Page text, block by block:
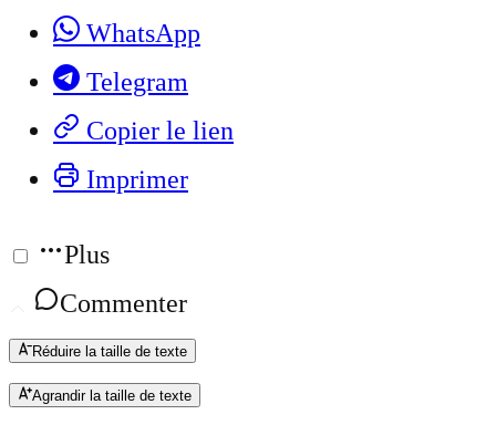
WhatsApp
Telegram
Copier le lien
Imprimer
Plus
Commenter
Réduire la taille de texte
Agrandir la taille de texte